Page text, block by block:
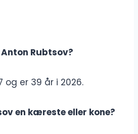
Rubtsov?
og er 39 år i 2026.
en kæreste eller kone?